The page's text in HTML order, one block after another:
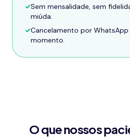
✓Sem mensalidade, sem
miúda.
✓Cancelamento por
momento.
O que nossos